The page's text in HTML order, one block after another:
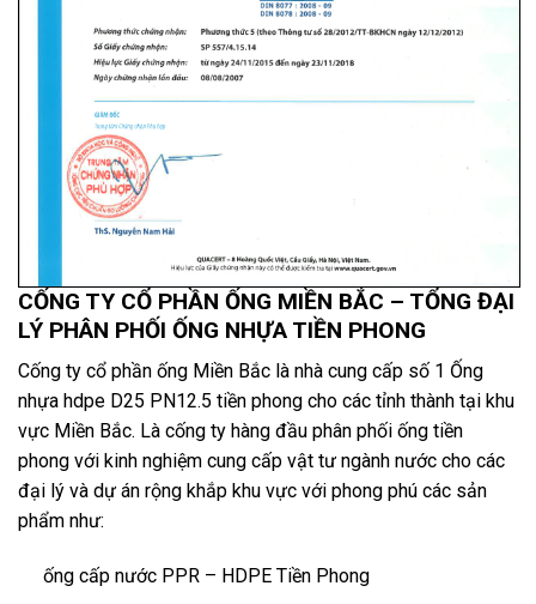
CỐNG TY CỔ PHẦN ỐNG MIỀN BẮC – TỔNG ĐẠI
LÝ PHÂN PHỐI ỐNG NHỰA TIỀN PHONG
Cống ty cổ phần ống Miền Bắc là nhà cung cấp số 1 Ống
nhựa hdpe D25 PN12.5 tiền phong cho các tỉnh thành tại khu
vực Miền Bắc. Là cống ty hàng đầu phân phối ống tiền
phong với kinh nghiệm cung cấp vật tư ngành nước cho các
đại lý và dự án rộng khắp khu vực với phong phú các sản
phẩm như:
ống cấp nước PPR – HDPE Tiền Phong